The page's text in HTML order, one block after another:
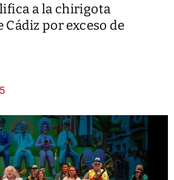
a la chirigota
por exceso de